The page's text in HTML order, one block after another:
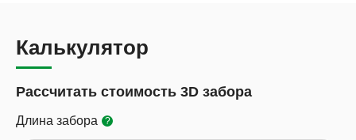
Калькулятор
Рассчитать стоимость 3D забора
Длина забора ?